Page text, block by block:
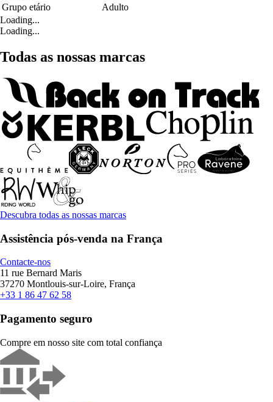
Grupo etário
Adulto
Loading...
Loading...
Todas as nossas marcas
Descubra todas as nossas marcas
Assistência pós-venda na França
Contacte-nos
11 rue Bernard Maris
37270 Montlouis-sur-Loire, França
+33 1 86 47 62 58
Pagamento seguro
Compre em nosso site com total confiança